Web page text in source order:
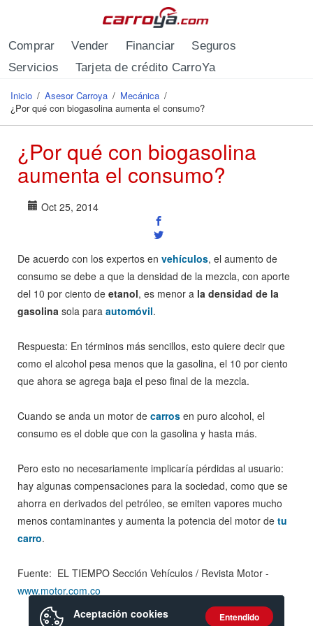
Comprar Vender Financiar
Seguros
Servicios
Tarjeta de crédito CarroYa
Se encuentra usted aquí
Inicio / Asesor Carroya / Mecánica /
¿Por qué con biogasolina aumenta el consumo?
¿Por qué con biogasolina
aumenta el consumo?
Oct 25, 2014
De acuerdo con los expertos en vehículos, el aumento de
consumo se debe a que la densidad de la mezcla, con aporte
del 10 por ciento de etanol, es menor a la densidad de la
gasolina sola para automóvil.
Respuesta: En términos más sencillos, esto quiere decir que
como el alcohol pesa menos que la gasolina, el 10 por ciento
que ahora se agrega baja el peso final de la mezcla.
Cuando se anda un motor de carros en puro alcohol, el
consumo es el doble que con la gasolina y hasta más.
Pero esto no necesariamente implicaría pérdidas al usuario:
hay algunas compensaciones para la sociedad, como que se
ahorra en derivados del petróleo, se emiten vapores mucho
menos contaminantes y aumenta la potencia del motor de tu
carro.
Fuente: EL TIEMPO Sección Vehículos / Revista Motor -
www.motor.com.co
Aceptación cookies
Entendido